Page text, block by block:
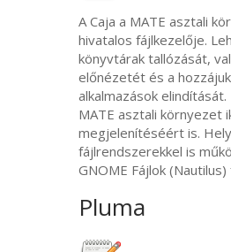
A Caja a MATE asztali
hivatalos fájlkezelője.
könyvtárak tallózását,
előnézetét és a
alkalmazások elindítását.
MATE asztali környezet
megjelenítéséért is.
fájlrendszerekkel is
GNOME Fájlok (Nautilus)
Pluma